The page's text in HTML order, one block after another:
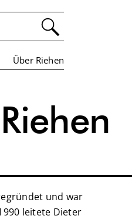
Über Riehen
und war
leitete Dieter